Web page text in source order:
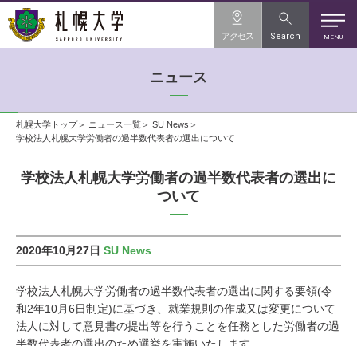
MENU
アクセス Search
ニュース
札幌大学トップ ニュース一覧
SU News
学校法人札幌大学労働者の過半数代表者の選出について
学校法人札幌大学労働者の過半数代表者の選出に
ついて
2020年10月27日 SU News
学校法人札幌大学労働者の過半数代表者の選出に関する要領(令
和2年10月6日制定)に基づき、就業規則の作成又は変更について
法人に対して意見書の提出等を行うことを任務とした労働者の過